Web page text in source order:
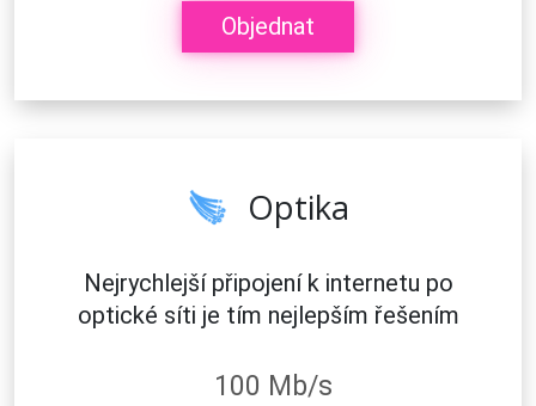
Objednat
Optika
Nejrychlejší připojení k internetu po
optické síti je tím nejlepším řešením
100 Mb/s